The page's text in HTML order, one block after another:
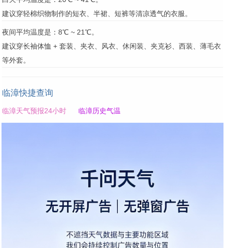
建议穿轻棉织物制作的短衣、半裙、短裤等清凉透气的衣服。
夜间平均温度是：8℃ ~ 21℃。
建议穿长袖体恤 + 套装、夹衣、风衣、休闲装、夹克衫、西装、薄毛衣
等外套。
临漳快捷查询
临漳天气预报24小时 临漳历史气温